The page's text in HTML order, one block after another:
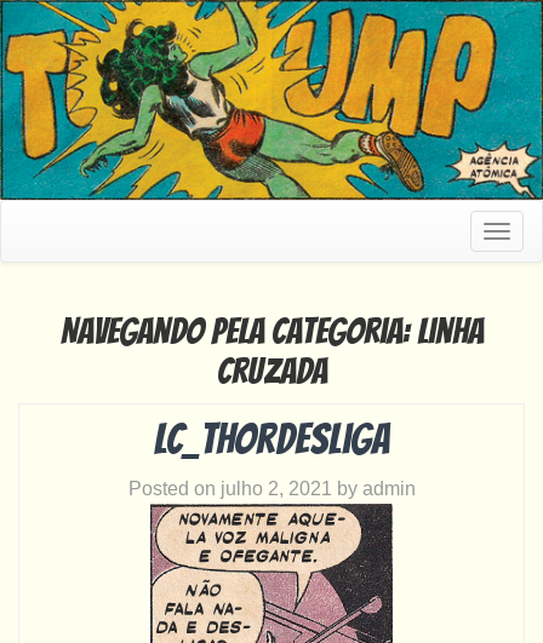
Navegando pela categoria: Linha
Cruzada
LC_thordesliga
Posted on julho 2, 2021 by admin